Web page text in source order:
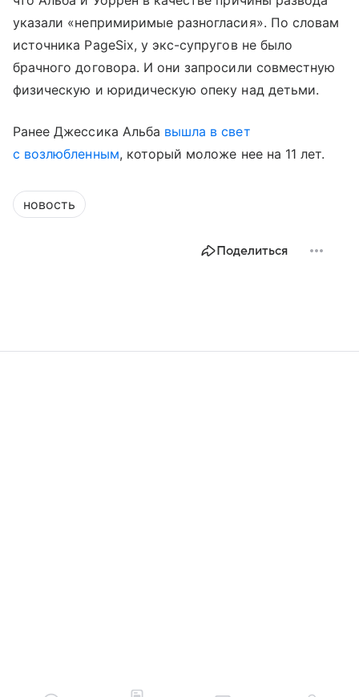
указали «непримиримые разногласия». По словам
источника PageSix, у экс-супругов не было
брачного договора. И они запросили совместную
физическую и юридическую опеку над детьми.
Ранее Джессика Альба вышла в свет
с возлюбленным, который моложе нее на 11 лет.
новость
Поделиться